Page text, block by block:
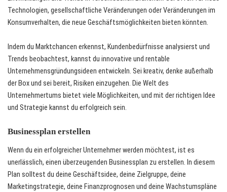
Technologien, gesellschaftliche Veränderungen oder Veränderungen im
Konsumverhalten, die neue Geschäftsmöglichkeiten bieten könnten.
Indem du Marktchancen erkennst, Kundenbedürfnisse analysierst und
Trends beobachtest, kannst du innovative und rentable
Unternehmensgründungsideen entwickeln. Sei kreativ, denke außerhalb
der Box und sei bereit, Risiken einzugehen. Die Welt des
Unternehmertums bietet viele Möglichkeiten, und mit der richtigen Idee
und Strategie kannst du erfolgreich sein.
Businessplan erstellen
Wenn du ein erfolgreicher Unternehmer werden möchtest, ist es
unerlässlich, einen überzeugenden Businessplan zu erstellen. In diesem
Plan solltest du deine Geschäftsidee, deine Zielgruppe, deine
Marketingstrategie, deine Finanzprognosen und deine Wachstumspläne